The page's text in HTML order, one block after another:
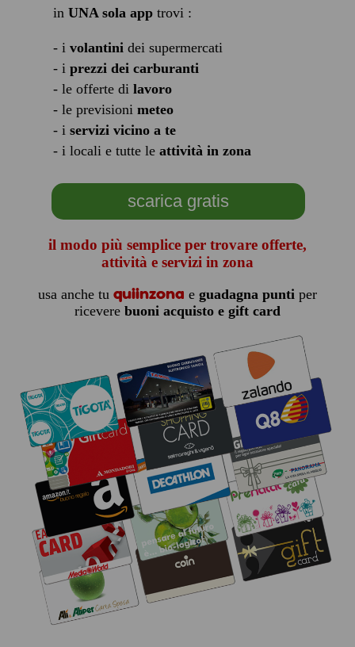
in UNA sola apptrovi :
- i volantinidei supermercati
- i prezzi dei carburanti
- le offerte di lavoro
- le previsioni meteo
- i servizi vicino a te
- i locali e tutte le attività in zona
scarica gratis
il modo più semplice per trovare offerte,
attività e servizi in zona
usa anche tu quiinzona e guadagna puntiper
ricevere buoni acquisto e gift card